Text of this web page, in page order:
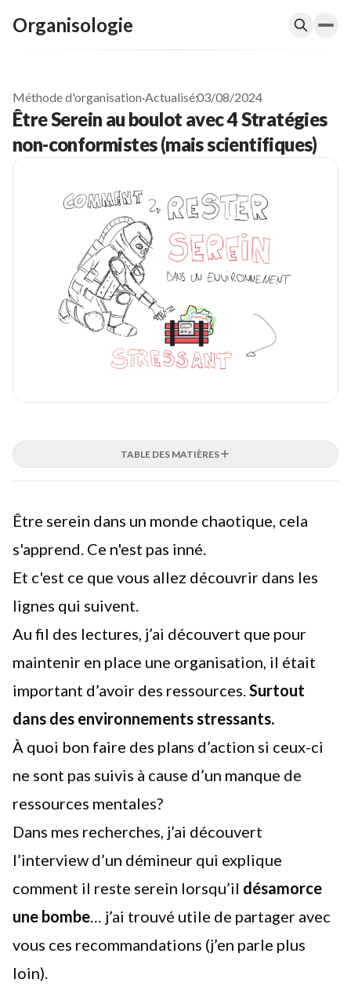
Organisologie
Méthode d'organisation·Actualisé:03/08/2024
Être Serein au boulot avec 4 Stratégies
non-conformistes (mais scientifiques)
TABLE DES MATIÈRES
Être serein dans un monde chaotique, cela
s'apprend. Ce n'est pas inné.
Et c'est ce que vous allez découvrir dans les
lignes qui suivent.
Au fil des lectures, j’ai découvert que pour
maintenir en place une organisation, il était
important d’avoir des ressources. Surtout
dans des environnements stressants.
À quoi bon faire des plans d’action si ceux-ci
ne sont pas suivis à cause d’un manque de
ressources mentales?
Dans mes recherches, j’ai découvert
l’interview d’un démineur qui explique
comment il reste serein lorsqu’il désamorce
une bombe … j’ai trouvé utile de partager avec
vous ces recommandations (j’en parle plus
loin).